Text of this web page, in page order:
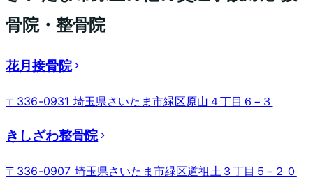
骨院・整骨院
花月接骨院
〒336-0931 埼玉県さいたま市緑区原山４丁目６−３
きしざわ整骨院
〒336-0907 埼玉県さいたま市緑区道祖土３丁目５−２０